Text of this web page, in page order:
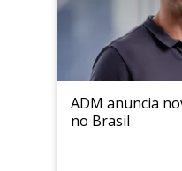
ADM anuncia
no Brasil